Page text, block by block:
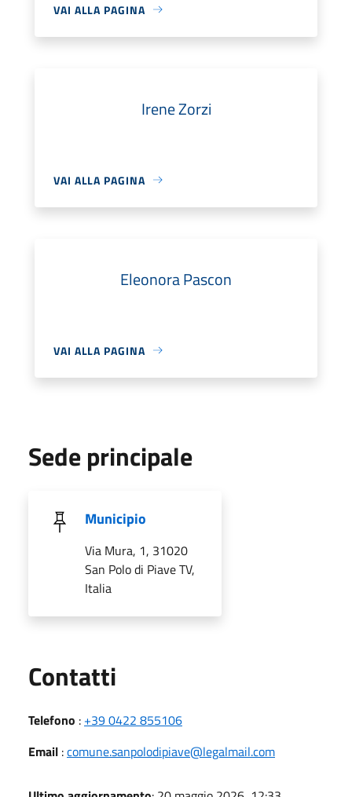
VAI ALLA PAGINA
Irene Zorzi
VAI ALLA PAGINA
Eleonora Pascon
VAI ALLA PAGINA
Sede principale
Municipio
Via Mura, 1, 31020
San Polo di Piave TV,
Italia
Contatti
Telefono : +39 0422 855106
Email :comune.sanpolodipiave@legalmail.com